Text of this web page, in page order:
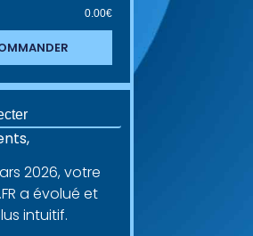
0.00€
2026, votre
a évolué et
intuitif.